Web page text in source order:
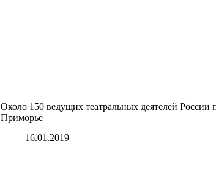
Около 150 ведущих театральных деятелей России
Приморье
16.01.2019